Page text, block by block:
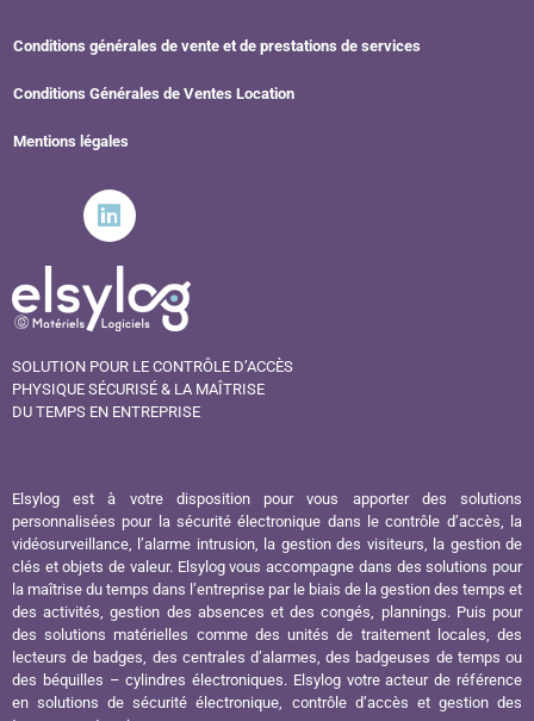
Conditions générales de vente et de prestations de services
Conditions Générales de Ventes Location
Mentions légales
SOLUTION POUR LE CONTRÔLE D’ACCÈS
PHYSIQUE SÉCURISÉ & LA MAÎTRISE
DU TEMPS EN ENTREPRISE
Elsylog est à votre disposition pour vous apporter des solutions
personnalisées pour la sécurité électronique dans le contrôle d’accès, la
vidéosurveillance, l’alarme intrusion, la gestion des visiteurs, la gestion de
clés et objets de valeur. Elsylog vous accompagne dans des solutions pour
la maîtrise du temps dans l’entreprise par le biais de la gestion des temps et
des activités, gestion des absences et des congés, plannings. Puis pour
des solutions matérielles comme des unités de traitement locales, des
lecteurs de badges, des centrales d’alarmes, des badgeuses de temps ou
des béquilles – cylindres électroniques. Elsylog votre acteur de référence
en solutions de sécurité électronique, contrôle d’accès et gestion des